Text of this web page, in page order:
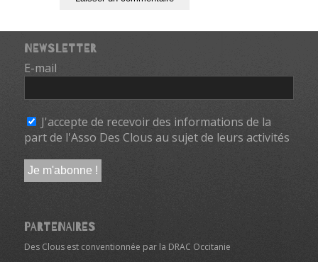
NEWSLETTER
E-mail
J'accepte de recevoir des informations de la
part de l'Asso Des Clous au sujet de leurs activités
PARTENAIRES
Des Clous est conventionnée par la DRAC Occitanie